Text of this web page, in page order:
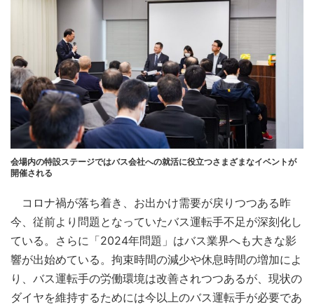
会場内の特設ステージではバス会社への就活に役立つさまざまなイベントが
開催される
コロナ禍が落ち着き、お出かけ需要が戻りつつある昨
今、従前より問題となっていたバス運転手不足が深刻化し
ている。さらに「2024年問題」はバス業界へも大きな影
響が出始めている。拘束時間の減少や休息時間の増加によ
り、バス運転手の労働環境は改善されつつあるが、現状の
ダイヤを維持するためには今以上のバス運転手が必要であ